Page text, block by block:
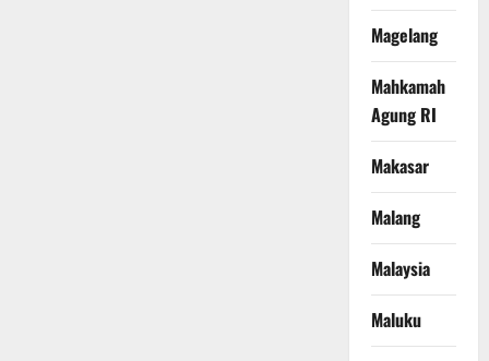
Magelang
Mahkamah
Agung RI
Makasar
Malang
Malaysia
Maluku